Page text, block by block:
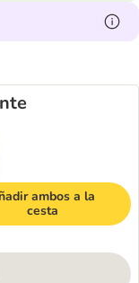
ambos a la
cesta